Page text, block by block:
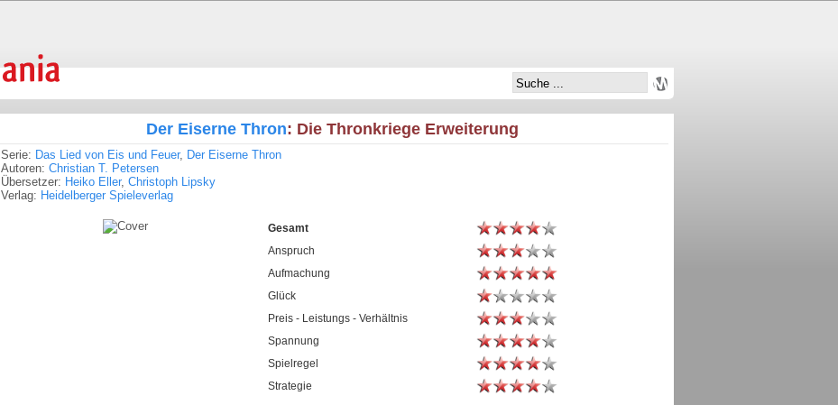
Der Eiserne Thron: Die Thronkriege Erweiterung
Serie: Das Lied von Eis und Feuer, Der Eiserne Thron
Autoren: Christian T. Petersen
Übersetzer: Heiko Eller, Christoph Lipsky
Verlag: Heidelberger Spieleverlag
Gesamt
Anspruch
Aufmachung
Glück
Preis - Leistungs - Verhältnis
Spannung
Spielregel
Strategie